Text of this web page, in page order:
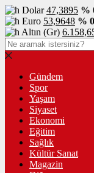
Dolar47,3895 %
Euro 53,9648 %
Altın (Gr)
Gündem
Spor
Yaşam
Siyaset
Ekonomi
Eğitim
Sağlık
Kültür Sanat
Magazin